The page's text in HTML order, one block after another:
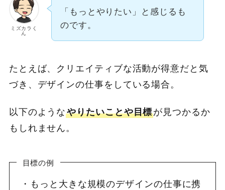
ミズカラく
ん
「もっとやりたい」と感じるも
のです。
たとえば、クリエイティブな活動が得意だと気
づき、デザインの仕事をしている場合。
以下のようなやりたいことや目標が見つかるか
もしれません。
目標の例
・もっと大きな規模のデザインの仕事に携